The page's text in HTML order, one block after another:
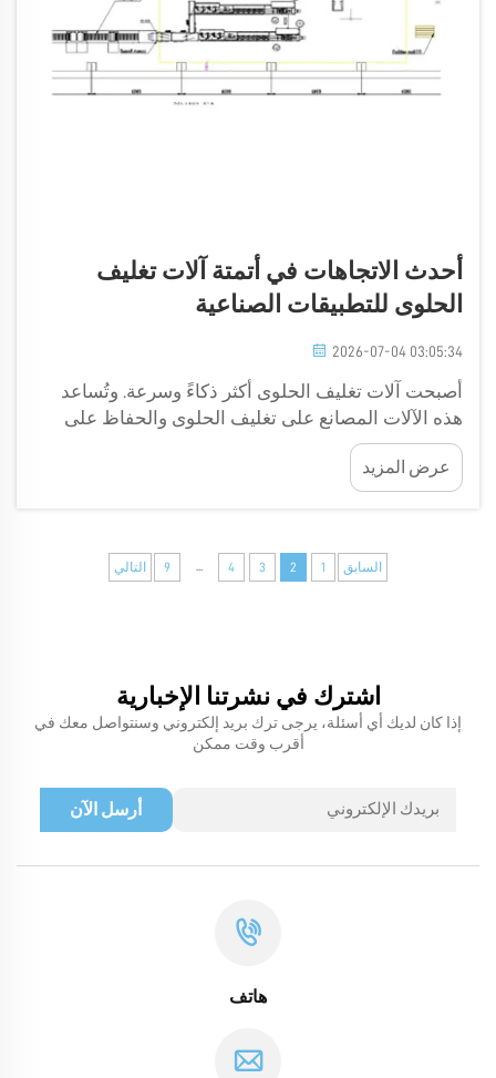
أحدث الاتجاهات في أتمتة آلات تغليف
الحلوى للتطبيقات الصناعية
2026-07-04 03:05:34
أصبحت آلات تغليف الحلوى أكثر ذكاءً وسرعة. وتُساعد
هذه الآلات المصانع على تغليف الحلوى والحفاظ على
نضارتها لصالح العملاء. وتقود شركة جولدن أورينت
ماشينري هذه التحوّلات. وتتيح التقنيات الجديدة لأنواع
جديدة من آلات تغليف الشوكولاتة والحلوى على شكل
عرض المزيد
السابق 1
2
3
4
9 التالي
اشترك في نشرتنا الإخبارية
إذا كان لديك أي أسئلة، يرجى ترك بريد إلكتروني وسنتواصل معك في
أقرب وقت ممكن
أرسل الآن
هاتف